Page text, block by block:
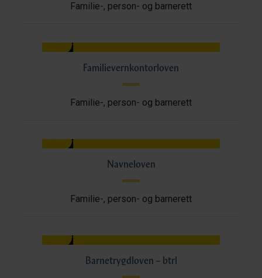
Familie-, person- og barnerett
Familievernkontorloven
Familie-, person- og barnerett
Navneloven
Familie-, person- og barnerett
Barnetrygdloven – btrl